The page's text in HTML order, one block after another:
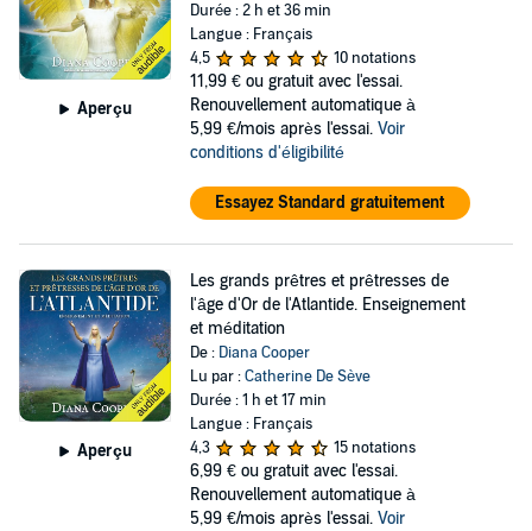
Aperçu
Durée : 2 h et 36 min
Langue : Français
4,5
10 notations
11,99 € ou gratuit avec l'essai.
Renouvellement automatique à
5,99 €/mois après l'essai. Voir
conditions d'éligibilité
Essayez Standard gratuitement
Aperçu
Les grands prêtres et prêtresses de
l'âge d'Or de l'Atlantide. Enseignement
et méditation
De : Diana Cooper
Lu par :Catherine De Sève
Durée : 1 h et 17 min
Langue : Français
4,3
15 notations
6,99 € ou gratuit avec l'essai.
Renouvellement automatique à
5,99 €/mois après l'essai. Voir